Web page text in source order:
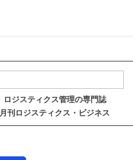
ロジスティクス管理の専門誌
月刊ロジスティクス・ビジネス